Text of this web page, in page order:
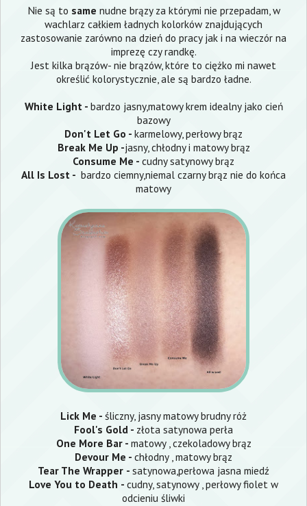
Nie są to same nudne brązy za którymi nie przepadam, w
wachlarz całkiem ładnych kolorków znajdujących
zastosowanie zarówno na dzień do pracy jak i na wieczór na
imprezę czy randkę.
Jest kilka brązów- nie brązów, które to ciężko mi nawet
określić kolorystycznie, ale są bardzo ładne.
White Light - bardzo jasny,matowy krem idealny jako cień
bazowy
Don't Let Go - karmelowy, perłowy brąz
Break Me Up -jasny, chłodny i matowy brąz
Consume Me - cudny satynowy brąz
All Is Lost - bardzo ciemny,niemal czarny brąz nie do końca
matowy
Lick Me - śliczny, jasny matowy brudny róż
Fool's Gold - złota satynowa perła
One More Bar - matowy , czekoladowy brąz
Devour Me - chłodny , matowy brąz
Tear The Wrapper - satynowa,perłowa jasna miedź
Love You to Death - cudny, satynowy , perłowy fiolet w
odcieniu śliwki